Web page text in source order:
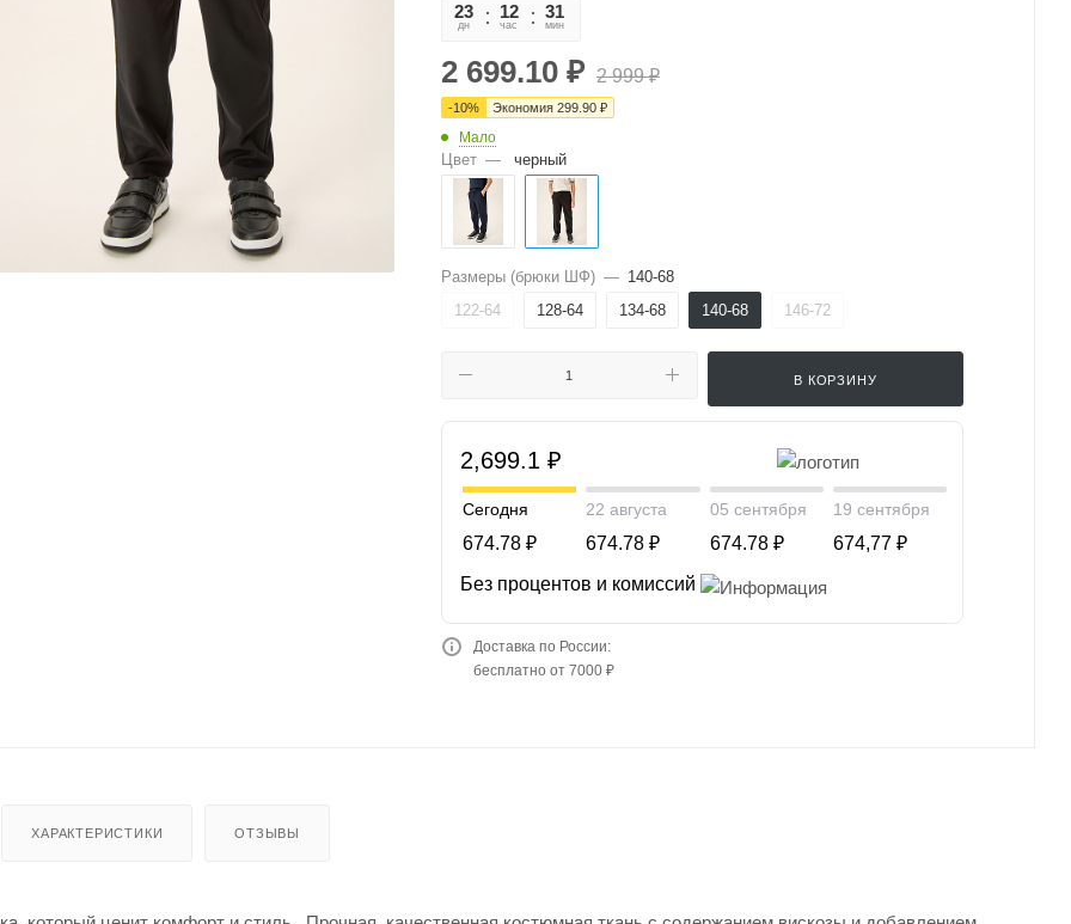
23
дн
12
час
31
мин
2 699.10 ₽ 2 999₽
-10% Экономия 299.90 ₽
Мало
Цвет — черный
Размеры (брюки ШФ) — 140-68
122-64
128-64 134-68 140-68 146-72
В КОРЗИНУ
2,699.1 ₽
Сегодня
674.78 ₽
22 августа
674.78 ₽
05 сентября
674.78 ₽
19 сентября
674,77 ₽
Без процентов и комиссий
Доставка по России:
бесплатно от 7000 ₽
ХАРАКТЕРИСТИКИ ОТЗЫВЫ